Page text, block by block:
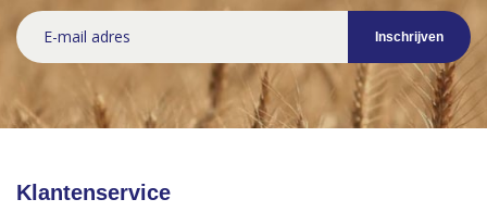
Abonneer
u
op
Inschrijven
Klantenservice